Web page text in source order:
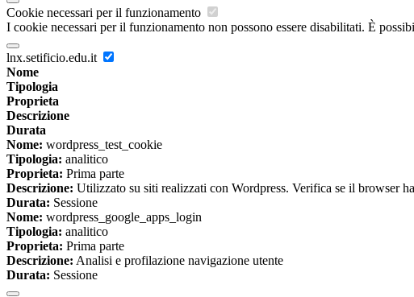
Cookie necessari per il funzionamento
I cookie necessari per il funzionamento non possono essere disabilitati. È
lnx.setificio.edu.it
Nome
Tipologia
Proprieta
Descrizione
Durata
Nome: wordpress_test_cookie
Tipologia: analitico
Proprieta: Prima parte
Descrizione: Utilizzato su siti realizzati con Wordpress. Verifica se il browser
Durata: Sessione
Nome: wordpress_google_apps_login
Tipologia: analitico
Proprieta: Prima parte
Descrizione: Analisi e profilazione navigazione utente
Durata: Sessione